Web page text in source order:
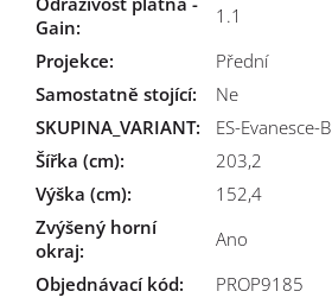
Gain:
1.1
Projekce:
Přední
Samostatně stojící:
Ne
SKUPINA_VARIANT:
ES-Evanesce-B
Šířka (cm):
203,2
Výška (cm):
152,4
Zvýšený horní
okraj:
Ano
Objednávací kód:
PROP9185